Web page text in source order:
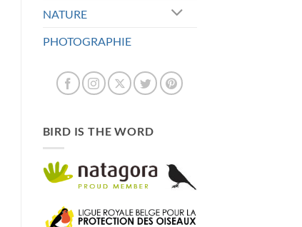
NATURE
PHOTOGRAPHIE
BIRD IS THE WORD